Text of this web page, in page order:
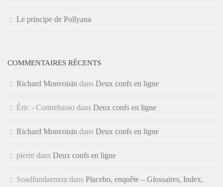
Le principe de Pollyana
COMMENTAIRES RÉCENTS
Richard Monvoisin dans Deux confs en ligne
Éric - Contrebasso dans Deux confs en ligne
Richard Monvoisin dans Deux confs en ligne
pierre dans Deux confs en ligne
Soadfandaemon dans Placebo, enquête – Glossaires, Index,